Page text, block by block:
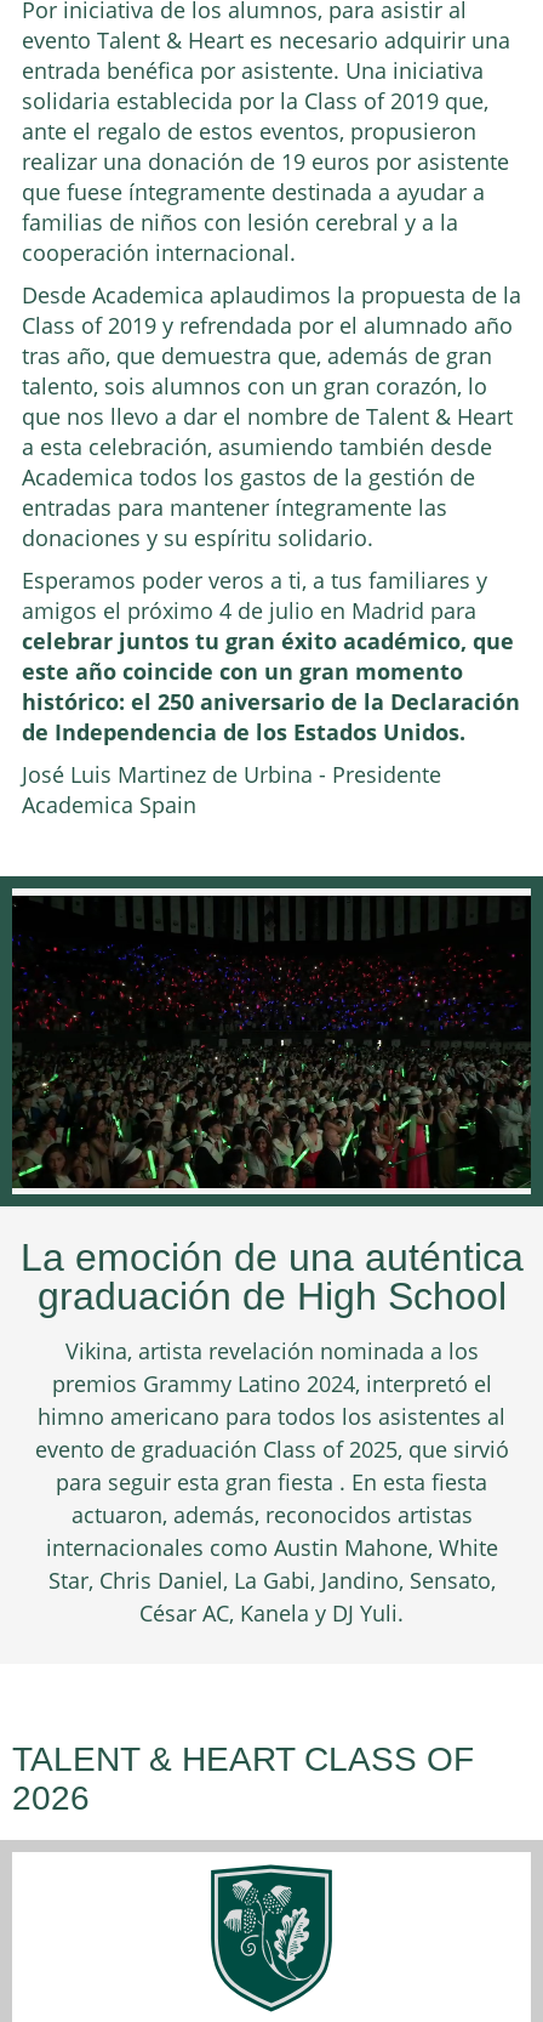
Por iniciativa de los alumnos, para asistir al
evento Talent & Heart es necesario adquirir una
entrada benéfica por asistente. Una iniciativa
solidaria establecida por la Class of 2019 que,
ante el regalo de estos eventos, propusieron
realizar una donación de 19 euros por asistente
que fuese íntegramente destinada a ayudar a
familias de niños con lesión cerebral y a la
cooperación internacional.
Desde Academica aplaudimos la propuesta de la
Class of 2019 y refrendada por el alumnado año
tras año, que demuestra que, además de gran
talento, sois alumnos con un gran corazón, lo
que nos llevo a dar el nombre de Talent & Heart
a esta celebración, asumiendo también desde
Academica todos los gastos de la gestión de
entradas para mantener íntegramente las
donaciones y su espíritu solidario.
Esperamos poder veros a ti, a tus familiares y
amigos el próximo 4 de julio en Madrid para
celebrar juntos tu gran éxito académico, que
este año coincide con un gran momento
histórico: el 250 aniversario de la Declaración
de Independencia de los Estados Unidos.
José Luis Martinez de Urbina - Presidente
Academica Spain
La emoción de una auténtica
graduación de High School
Vikina, artista revelación nominada a los
premios Grammy Latino 2024, interpretó el
himno americano para todos los asistentes al
evento de graduación Class of 2025, que sirvió
para seguir esta gran fiesta . En esta fiesta
actuaron, además, reconocidos artistas
internacionales como Austin Mahone, White
Star, Chris Daniel, La Gabi, Jandino, Sensato,
César AC, Kanela y DJ Yuli.
TALENT & HEART CLASS OF
2026